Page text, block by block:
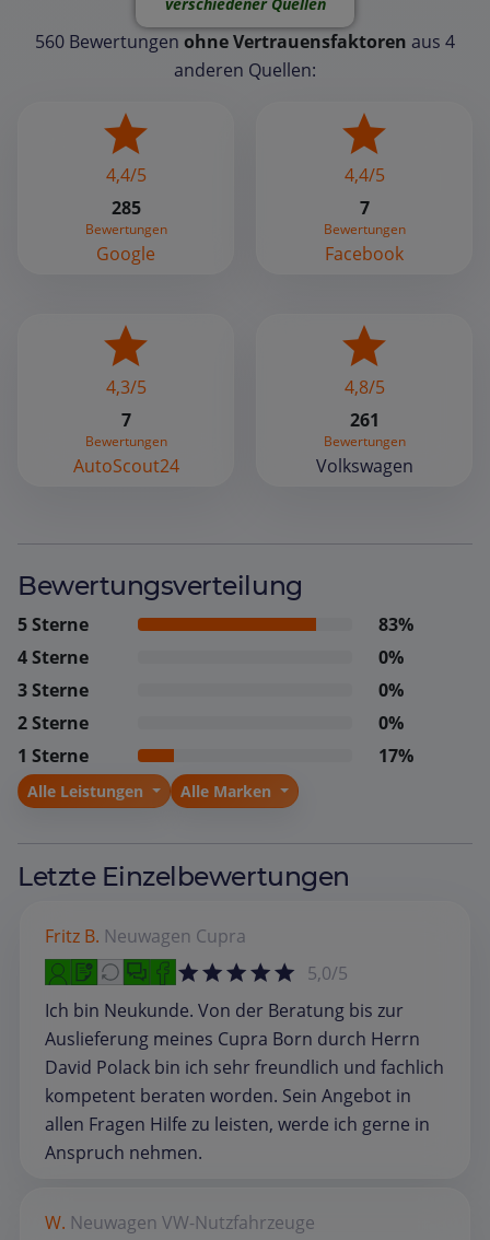
560 Bewertungen ohne Vertrauensfaktoren aus 4
anderen Quellen:
4,4/5
285
Bewertungen
Google
4,4/5
7
Bewertungen
Facebook
4,3/5
7
Bewertungen
AutoScout24
4,8/5
261
Bewertungen
Volkswagen
Bewertungsverteilung
5 Sterne
83%
4 Sterne
0%
3 Sterne
0%
2 Sterne
0%
1 Sterne
17%
Alle Leistungen Alle Marken
Letzte Einzelbewertungen
Fritz B. Neuwagen Cupra
5,0/5
Ich bin Neukunde. Von der Beratung bis zur
Auslieferung meines Cupra Born durch Herrn
David Polack bin ich sehr freundlich und fachlich
kompetent beraten worden. Sein Angebot in
allen Fragen Hilfe zu leisten, werde ich gerne in
Anspruch nehmen.
W. Neuwagen VW-Nutzfahrzeuge